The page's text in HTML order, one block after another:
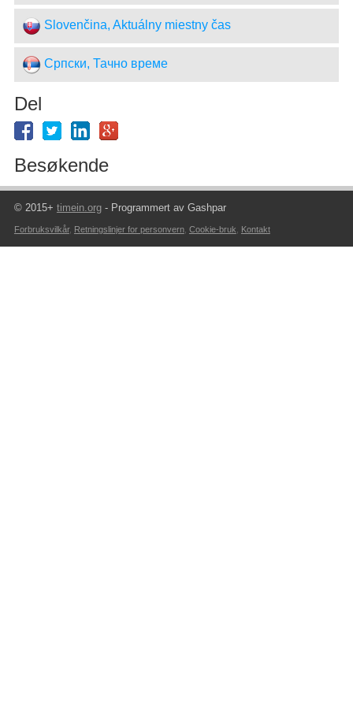
Slovenčina, Aktuálny miestny čas
Српски, Тачно време
Del
Besøkende
© 2015+ timein.org- Programmert av Gashpar
Forbruksvilkår, Retningslinjer for personvern, Cookie-bruk Kontakt